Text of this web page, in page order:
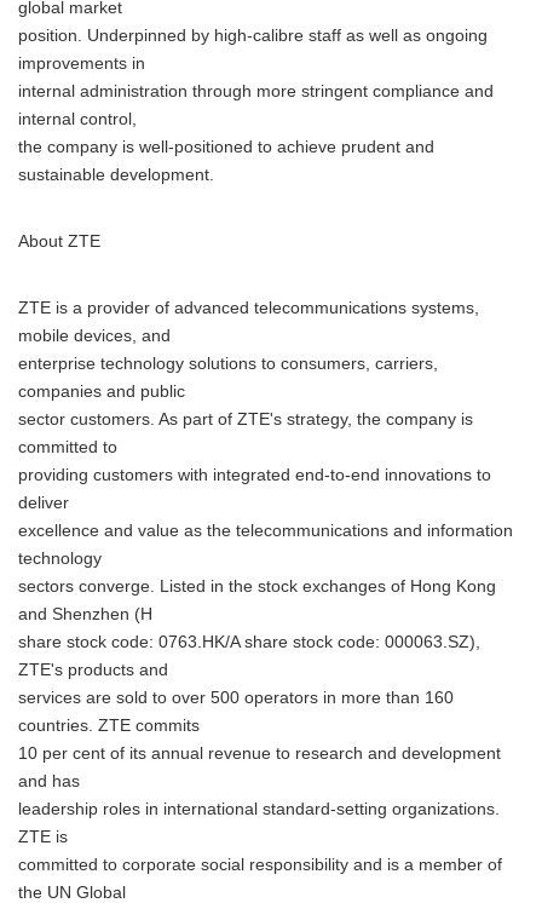
global market
position. Underpinned by high-calibre staff as well as ongoing
improvements in
internal administration through more stringent compliance and
internal control,
the company is well-positioned to achieve prudent and
sustainable development.
About ZTE
ZTE is a provider of advanced telecommunications systems,
mobile devices, and
enterprise technology solutions to consumers, carriers,
companies and public
sector customers. As part of ZTE's strategy, the company is
committed to
providing customers with integrated end-to-end innovations to
deliver
excellence and value as the telecommunications and information
technology
sectors converge. Listed in the stock exchanges of Hong Kong
and Shenzhen (H
share stock code: 0763.HK/A share stock code: 000063.SZ),
ZTE's products and
services are sold to over 500 operators in more than 160
countries. ZTE commits
10 per cent of its annual revenue to research and development
and has
leadership roles in international standard-setting organizations.
ZTE is
committed to corporate social responsibility and is a member of
the UN Global